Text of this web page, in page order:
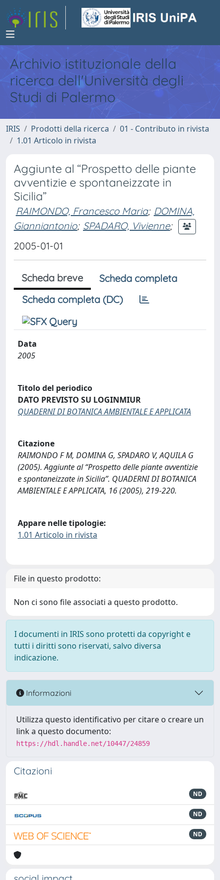
Archivio istituzionale della
ricerca dell'Università degli
Studi di Palermo
IRIS Prodotti della ricerca
01 - Contributo in rivista
1.01 Articolo in rivista
Aggiunte al “Prospetto delle piante
avventizie e spontaneizzate in
Sicilia”
RAIMONDO, Francesco Maria; DOMINA,
Gianniantonio; SPADARO, Vivienne;
2005-01-01
Scheda breve
Scheda completa
Scheda completa (DC)
Data
2005
Titolo del periodico
DATO PREVISTO SU LOGINMIUR
QUADERNI DI BOTANICA AMBIENTALE E APPLICATA
Citazione
RAIMONDO F M, DOMINA G, SPADARO V, AQUILA G
(2005). Aggiunte al “Prospetto delle piante avventizie
e spontaneizzate in Sicilia”. QUADERNI DI BOTANICA
AMBIENTALE E APPLICATA, 16 (2005), 219-220.
Appare nelle tipologie:
1.01 Articolo in rivista
File in questo prodotto:
Non ci sono file associati a questo prodotto.
I documenti in IRIS sono protetti da copyright e
tutti i diritti sono riservati, salvo diversa
indicazione.
Informazioni
Utilizza questo identificativo per citare o creare un
link a questo documento:
https://hdl.handle.net/10447/24859
Citazioni
ND
ND
ND